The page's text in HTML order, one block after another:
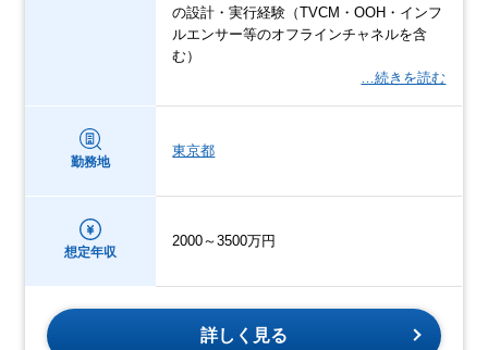
の設計・実行経験（TVCM・OOH・インフ
ルエンサー等のオフラインチャネルを含
む）
…続きを読む
勤務地
東京都
想定年収
2000～3500万円
詳しく見る